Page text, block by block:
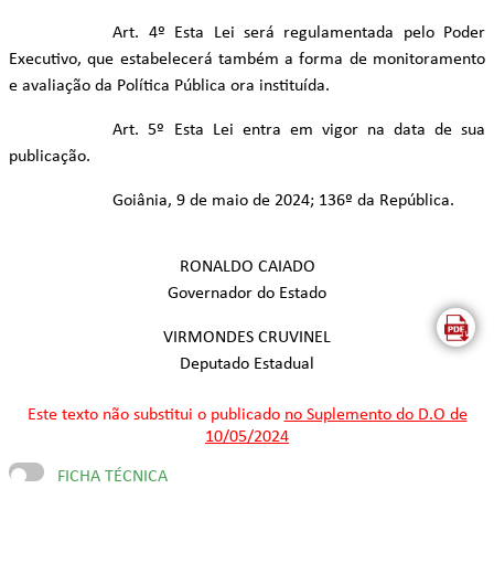
Art. 4º Esta Lei será regulamentada pelo Poder
Executivo, que estabelecerá também a forma de monitoramento
e avaliação da Política Pública ora instituída.
Art. 5º Esta Lei entra em vigor na data de sua
publicação.
Goiânia, 9 de maio de 2024; 136º da República.
RONALDO CAIADO
Governador do Estado
VIRMONDES CRUVINEL
Deputado Estadual
Este texto não substitui o publicado no Suplemento do D.O de
10/05/2024
FICHA TÉCNICA